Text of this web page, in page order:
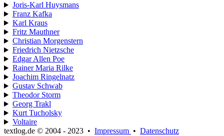
Joris-Karl Huysmans
Franz Kafka
Karl Kraus
Fritz Mauthner
Christian Morgenstern
Friedrich Nietzsche
Edgar Allen Poe
Rainer Maria Rilke
Joachim Ringelnatz
Gustav Schwab
Theodor Storm
Georg Trakl
Kurt Tucholsky
Voltaire
textlog.de © 2004 - 2023 • Impressum • Datenschutz